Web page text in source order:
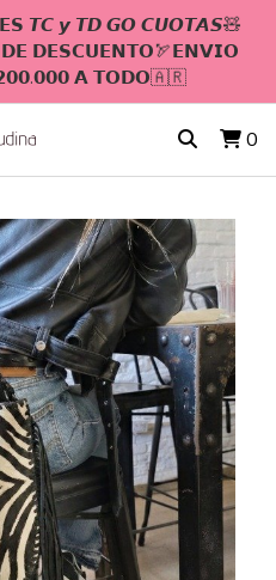
𝙏𝘾 𝙮 𝙏𝘿 𝙂𝙊 𝘾𝙐𝙊𝙏𝘼𝙎🧸
𝗗𝗘𝗦𝗖𝗨𝗘𝗡𝗧𝗢🏹𝗘𝗡𝗩𝗜𝗢
𝗔 𝗧𝗢𝗗𝗢🇦🇷
0